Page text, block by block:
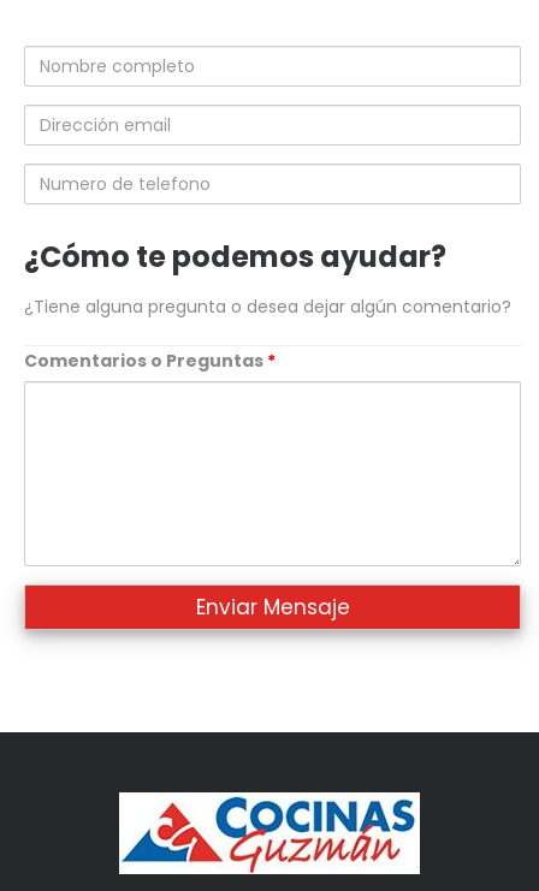
Nombre
completo
Dirección
email
Numero
de
¿Cómo te podemos ayudar?
¿Tiene alguna pregunta o desea dejar algún comentario?
Comentarios o Preguntas *